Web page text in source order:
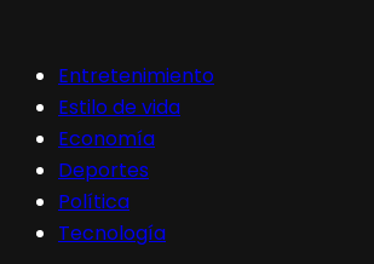
Entretenimiento
Estilo de vida
Economía
Deportes
Política
Tecnología